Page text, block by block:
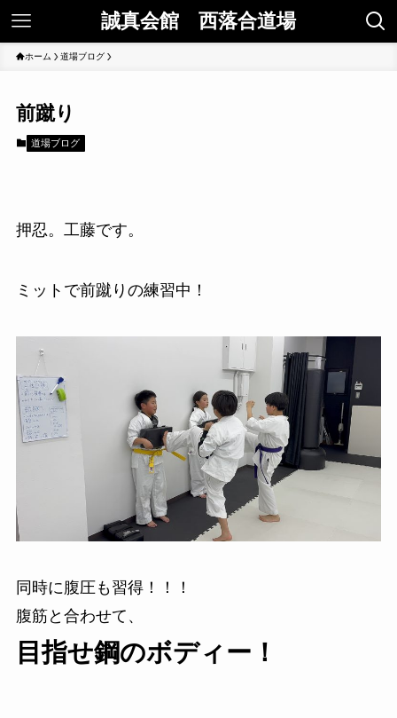
誠真会館 西落合道場
ホーム 道場ブログ
前蹴り
道場ブログ
押忍。工藤です。
ミットで前蹴りの練習中！
同時に腹圧も習得！！！
腹筋と合わせて、
目指せ鋼のボディー！